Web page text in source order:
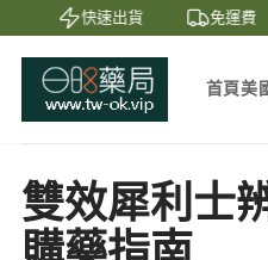
快速出貨 免運費
首頁美
雙效犀利士